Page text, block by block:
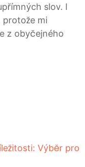
slov. I
protože mi
z obyčejného
Výběr pro